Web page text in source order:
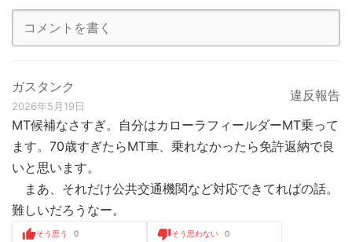
ガスタンク
2026年5月19日
違反報告
MT候補なさすぎ。自分はカローラフィールダーMT乗って
ます。70歳すぎたらMT車、乗れなかったら免許返納で良
いと思います。
まあ、それだけ公共交通機関など対応できてればの話。
難しいだろうなー。
そう思う 0 そう思わない 0